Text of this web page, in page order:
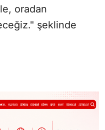
oradan
şeklinde